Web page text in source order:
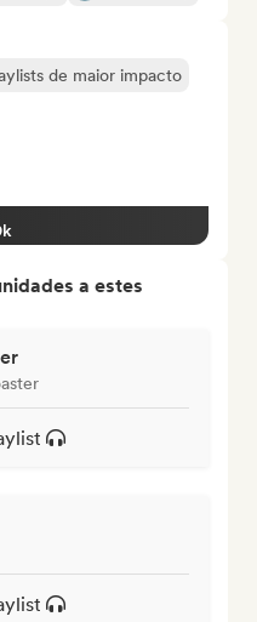
de maior impacto
a estes